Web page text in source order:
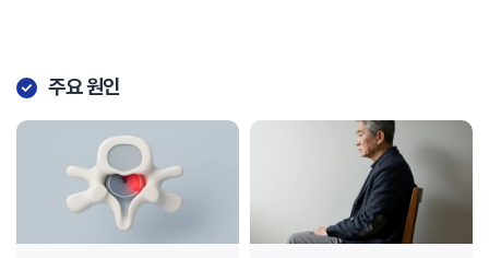
주요 원인